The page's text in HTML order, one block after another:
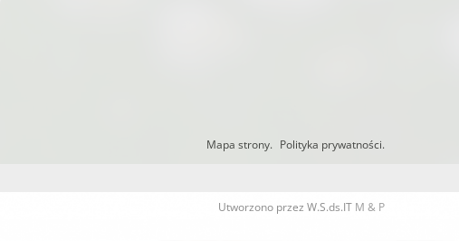
Mapa strony. Polityka prywatności.
Utworzono przez W.S.ds.IT M & P